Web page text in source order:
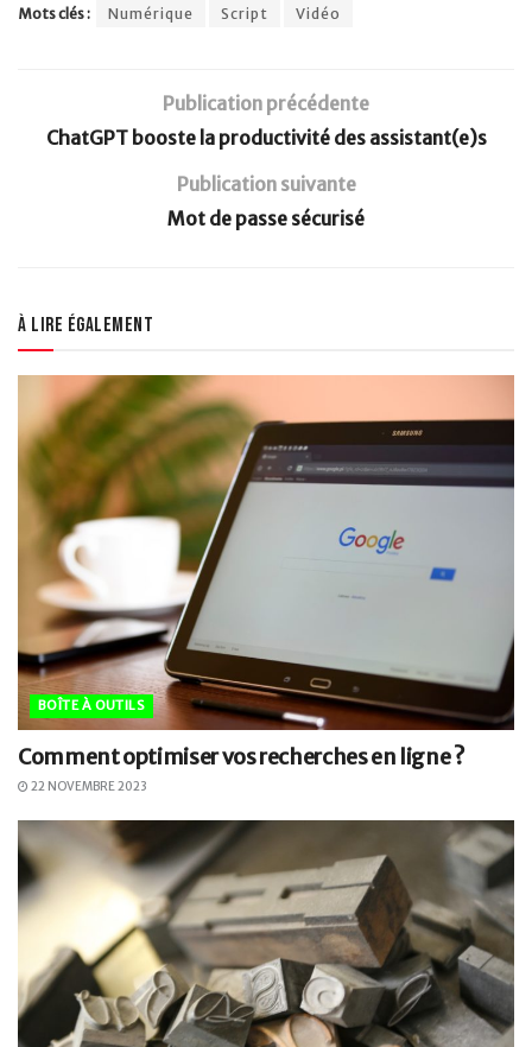
Mots clés : Numérique Script Vidéo
Publication précédente
ChatGPT booste la productivité des assistant(e)s
Publication suivante
Mot de passe sécurisé
À lire également
BOÎTE À OUTILS
Comment optimiser vos recherches en ligne ?
22 NOVEMBRE 2023